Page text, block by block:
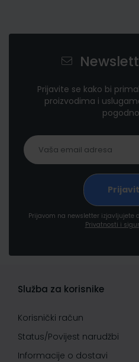
Prijavite se kako bi
proizvodima i
Prijavom na newsletter izjavljujete
Privatnosti i
Služba za korisnike
Korisnički račun
Status/Povijest narudžbi
Informacije o dostavi